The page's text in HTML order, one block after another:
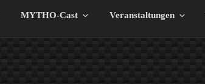
MYTHO-Cast Veranstaltungen